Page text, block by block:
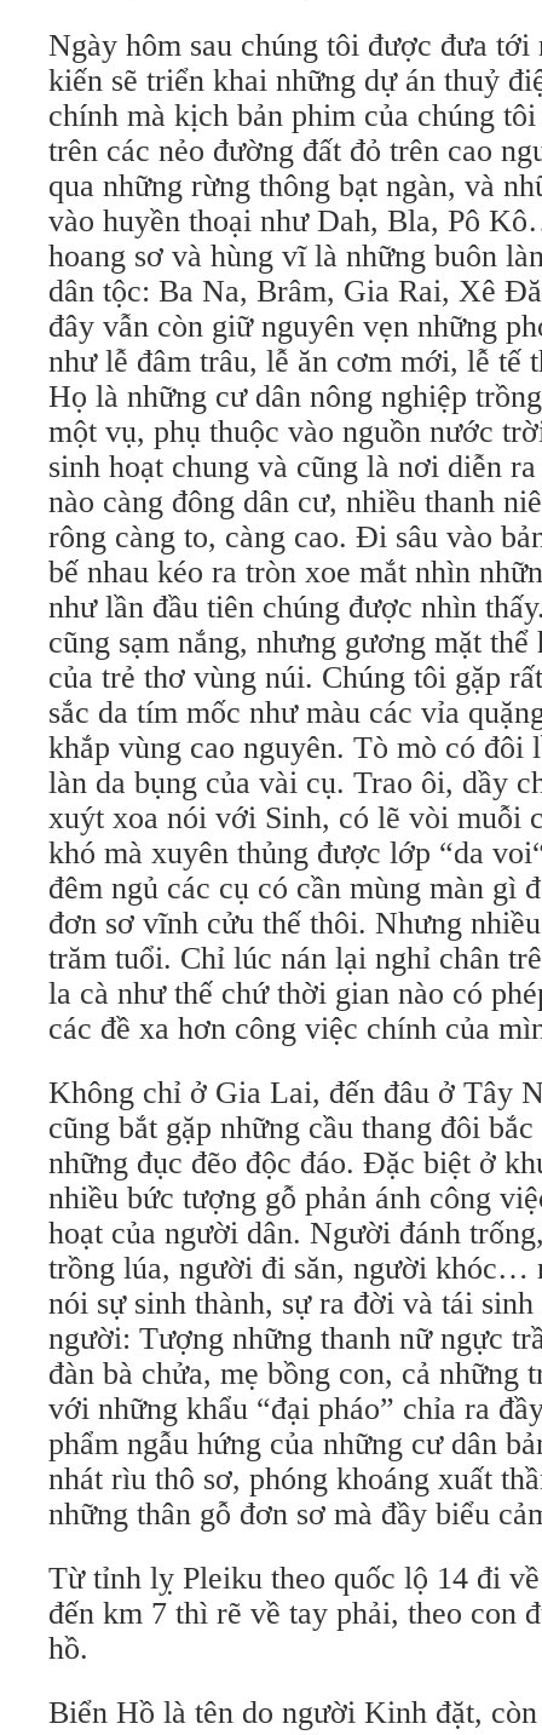
Ngày hôm sau chúng tôi được đưa tới
kiến sẽ triển khai những dự án thuỷ
chính mà kịch bản phim của chúng
trên các nẻo đường đất đỏ trên cao
qua những rừng thông bạt ngàn, và
vào huyền thoại như Dah, Bla, Pô
hoang sơ và hùng vĩ là những buôn
dân tộc: Ba Na, Brâm, Gia Rai, Xê
đây vẫn còn giữ nguyên vẹn những
như lễ đâm trâu, lễ ăn cơm mới, lễ tế
Họ là những cư dân nông nghiệp
một vụ, phụ thuộc vào nguồn nước
sinh hoạt chung và cũng là nơi diễn
nào càng đông dân cư, nhiều thanh
rông càng to, càng cao. Đi sâu vào
bế nhau kéo ra tròn xoe mắt nhìn
như lần đầu tiên chúng được nhìn
cũng sạm nắng, nhưng gương mặt
của trẻ thơ vùng núi. Chúng tôi gặp
sắc da tím mốc như màu các vỉa
khắp vùng cao nguyên. Tò mò có đôi
làn da bụng của vài cụ. Trao ôi, dầy
xuýt xoa nói với Sinh, có lẽ vòi muỗi
khó mà xuyên thủng được lớp “da
đêm ngủ các cụ có cần mùng màn gì
đơn sơ vĩnh cửu thế thôi. Nhưng
trăm tuổi. Chỉ lúc nán lại nghỉ chân
la cà như thế chứ thời gian nào có
các đề xa hơn công việc chính của
Không chỉ ở Gia Lai, đến đâu ở Tây
cũng bắt gặp những cầu thang đôi
những đục đẽo độc đáo. Đặc biệt ở
nhiều bức tượng gỗ phản ánh công
hoạt của người dân. Người đánh
trồng lúa, người đi săn, người khóc…
nói sự sinh thành, sự ra đời và tái
người: Tượng những thanh nữ ngực
đàn bà chửa, mẹ bồng con, cả những
với những khẩu “đại pháo” chỉa ra
phẩm ngẫu hứng của những cư dân
nhát rìu thô sơ, phóng khoáng xuất
những thân gỗ đơn sơ mà đầy biểu
Từ tỉnh lỵ Pleiku theo quốc lộ 14 đi
đến km 7 thì rẽ về tay phải, theo con
hồ.
Biển Hồ là tên do người Kinh đặt,